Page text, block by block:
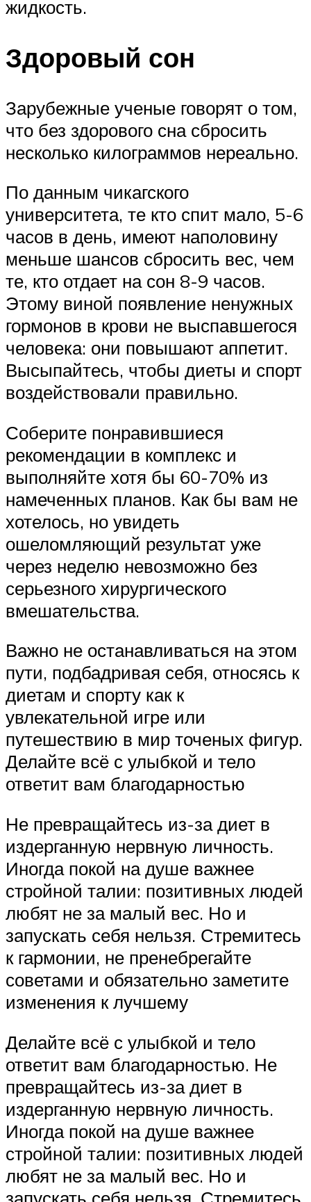
жидкость.
Здоровый сон
Зарубежные ученые говорят о том,
что без здорового сна сбросить
несколько килограммов нереально.
По данным чикагского
университета, те кто спит мало, 5-6
часов в день, имеют наполовину
меньше шансов сбросить вес, чем
те, кто отдает на сон 8-9 часов.
Этому виной появление ненужных
гормонов в крови не выспавшегося
человека: они повышают аппетит.
Высыпайтесь, чтобы диеты и спорт
воздействовали правильно.
Соберите понравившиеся
рекомендации в комплекс и
выполняйте хотя бы 60-70% из
намеченных планов. Как бы вам не
хотелось, но увидеть
ошеломляющий результат уже
через неделю невозможно без
серьезного хирургического
вмешательства.
Важно не останавливаться на этом
пути, подбадривая себя, относясь к
диетам и спорту как к
увлекательной игре или
путешествию в мир точеных фигур.
Делайте всё с улыбкой и тело
ответит вам благодарностью
Не превращайтесь из-за диет в
издерганную нервную личность.
Иногда покой на душе важнее
стройной талии: позитивных людей
любят не за малый вес. Но и
запускать себя нельзя. Стремитесь
к гармонии, не пренебрегайте
советами и обязательно заметите
изменения к лучшему
Делайте всё с улыбкой и тело
ответит вам благодарностью. Не
превращайтесь из-за диет в
издерганную нервную личность.
Иногда покой на душе важнее
стройной талии: позитивных людей
любят не за малый вес. Но и